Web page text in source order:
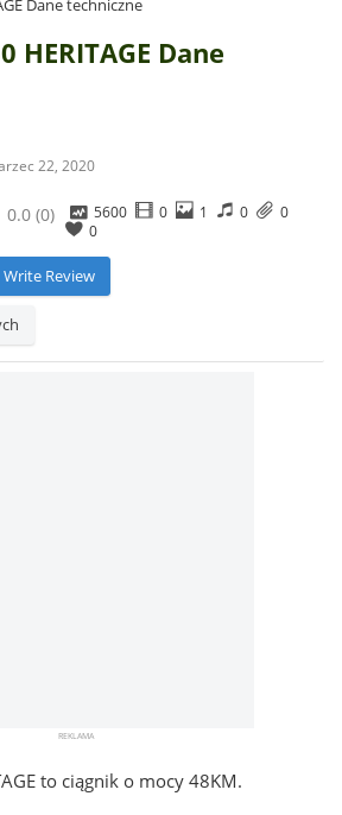
Dane techniczne
HERITAGE Dane
22, 2020
0.0 (0) 5600 0 1 0
0
0
Write Review
to ciągnik o mocy 48KM.